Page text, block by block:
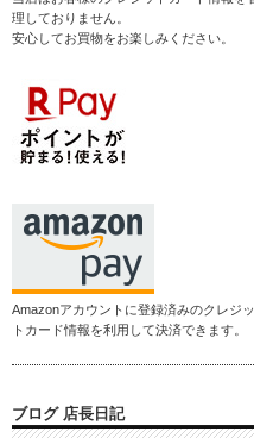
理しておりません。
安心してお買物をお楽しみください。
Amazonアカウントに登録済みのクレジッ
トカード情報を利用して決済できます。
ブログ 店長日記